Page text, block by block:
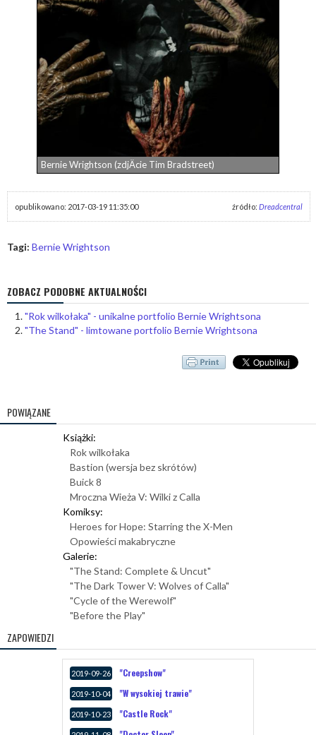
Bernie Wrightson (zdjÄcie Tim Bradstreet)
opublikowano: 2017-03-19 11:35:00 źródło: Dreadcentral
Tagi: Bernie Wrightson
ZOBACZ PODOBNE AKTUALNOŚCI
"Rok wilkołaka" - unikalne portfolio Bernie Wrightsona
"The Stand" - limtowane portfolio Bernie Wrightsona
POWIĄZANE
Książki:
Rok wilkołaka
Bastion (wersja bez skrótów)
Buick 8
Mroczna Wieża V: Wilki z Calla
Komiksy:
Heroes for Hope: Starring the X-Men
Opowieści makabryczne
Galerie:
"The Stand: Complete & Uncut"
"The Dark Tower V: Wolves of Calla"
"Cycle of the Werewolf"
"Before the Play"
ZAPOWIEDZI
2019-09-26 "Creepshow"
2019-10-04 "W wysokiej trawie"
2019-10-23 "Castle Rock"